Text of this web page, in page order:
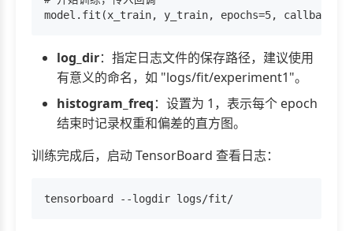
log_dir：指定日志文件的保存路径，建议使用
有意义的命名，如 "logs/fit/experiment1"。
histogram_freq：设置为 1，表示每个 epoch
结束时记录权重和偏差的直方图。
训练完成后，启动 TensorBoard 查看日志：